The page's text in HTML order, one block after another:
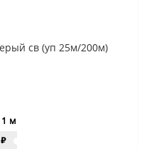
св (уп 25м/200м)
м
₽